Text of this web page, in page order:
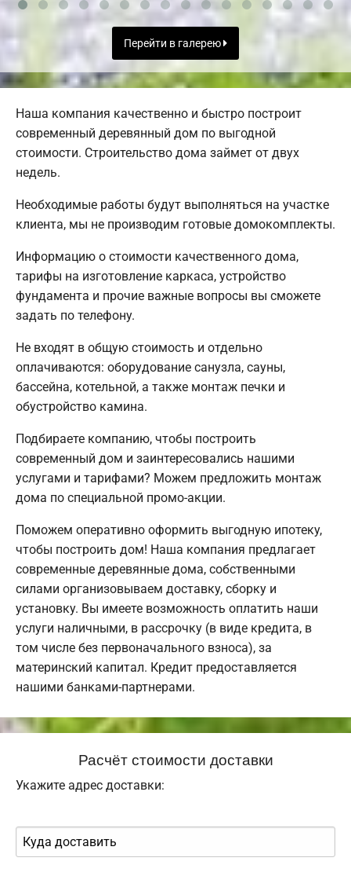
Перейти в галерею
Наша компания качественно и быстро построит
современный деревянный дом по выгодной
стоимости. Строительство дома займет от двух
недель.
Необходимые работы будут выполняться на участке
клиента, мы не производим готовые домокомплекты.
Информацию о стоимости качественного дома,
тарифы на изготовление каркаса, устройство
фундамента и прочие важные вопросы вы сможете
задать по телефону.
Не входят в общую стоимость и отдельно
оплачиваются: оборудование санузла, сауны,
бассейна, котельной, а также монтаж печки и
обустройство камина.
Подбираете компанию, чтобы построить
современный дом и заинтересовались нашими
услугами и тарифами? Можем предложить монтаж
дома по специальной промо-акции.
Поможем оперативно оформить выгодную ипотеку,
чтобы построить дом! Наша компания предлагает
современные деревянные дома, собственными
силами организовываем доставку, сборку и
установку. Вы имеете возможность оплатить наши
услуги наличными, в рассрочку (в виде кредита, в
том числе без первоначального взноса), за
материнский капитал. Кредит предоставляется
нашими банками-партнерами.
Расчёт стоимости доставки
Укажите адрес доставки: